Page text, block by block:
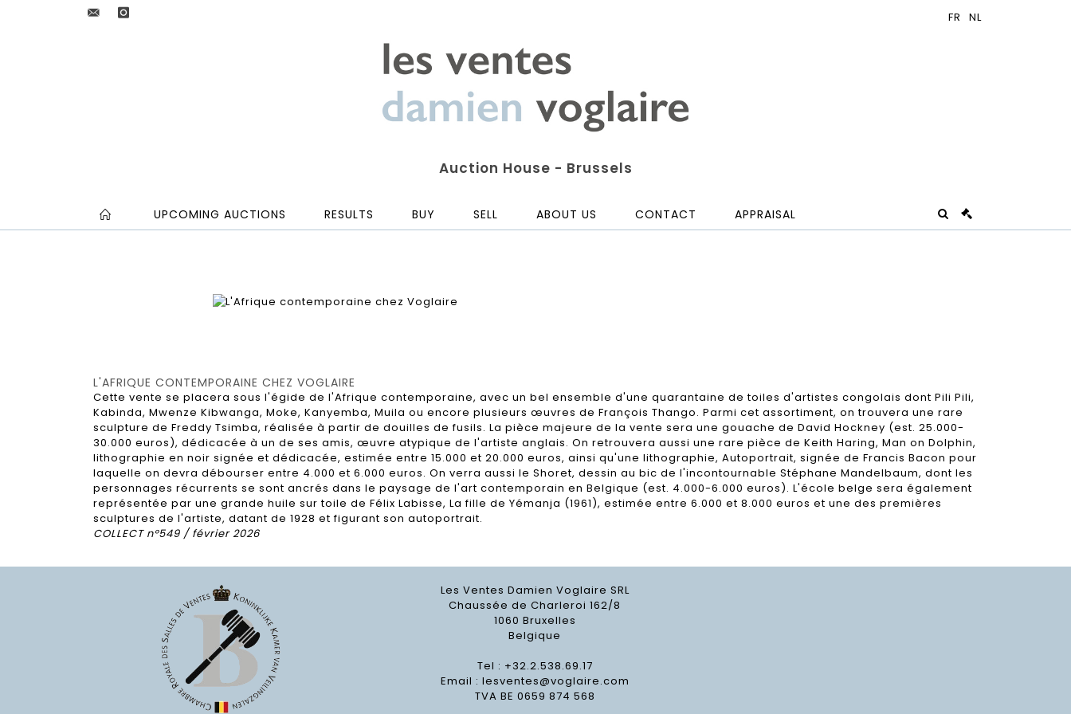
Auction House - Brussels
UPCOMING AUCTIONS RESULTS BUY SELL ABOUT US CONTACT APPRAISAL
L'AFRIQUE CONTEMPORAINE CHEZ VOGLAIRE
Cette vente se placera sous l'égide de l'Afrique contemporaine, avec un bel ensemble d'une quarantaine de toiles d'artistes congolais dont Pili Pili,
Kabinda, Mwenze Kibwanga, Moke, Kanyemba, Muila ou encore plusieurs œuvres de François Thango. Parmi cet assortiment, on trouvera une rare
sculpture de Freddy Tsimba, réalisée à partir de douilles de fusils. La pièce majeure de la vente sera une gouache de David Hockney (est. 25.000-
30.000 euros), dédicacée à un de ses amis, œuvre atypique de l'artiste anglais. On retrouvera aussi une rare pièce de Keith Haring, Man on Dolphin,
lithographie en noir signée et dédicacée, estimée entre 15.000 et 20.000 euros, ainsi qu'une lithographie, Autoportrait, signée de Francis Bacon pour
laquelle on devra débourser entre 4.000 et 6.000 euros. On verra aussi le Shoret, dessin au bic de l'incontournable Stéphane Mandelbaum, dont les
personnages récurrents se sont ancrés dans le paysage de l'art contemporain en Belgique (est. 4.000-6.000 euros). L'école belge sera également
représentée par une grande huile sur toile de Félix Labisse, La fille de Yémanja (1961), estimée entre 6.000 et 8.000 euros et une des premières
sculptures de l'artiste, datant de 1928 et figurant son autoportrait.
COLLECT n°549 / février 2026
Les Ventes Damien Voglaire SRL
Chaussée de Charleroi 162/8
1060 Bruxelles
Belgique
Tel : +32.2.538.69.17
Email : lesventes@voglaire.com
TVA BE 0659 874 568